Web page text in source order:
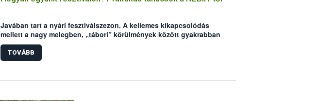
Javában tart a nyári fesztiválszezon. A kellemes kikapcsolódás
mellett a nagy melegben, „tábori” körülmények között gyakrabban
előfordulhatnak élelmiszer eredetű megbetegedések, amik
elronthatják a fesztiválhangulatot. A Nemzeti Élelmiszerlánc-
biztonsági Hivatal (NÉBIH) néhány tanáccsal segíteni szeretne,
TOVÁBB